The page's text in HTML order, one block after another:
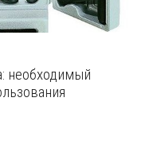
необходимый